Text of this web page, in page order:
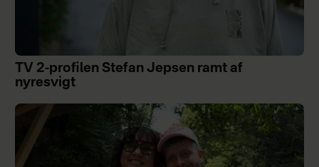
TV 2-profilen Stefan Jepsen ramt af
nyresvigt